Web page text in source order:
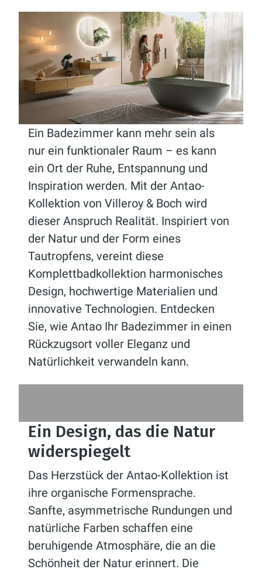
Ein Badezimmer kann mehr sein als
nur ein funktionaler Raum – es kann
ein Ort der Ruhe, Entspannung und
Inspiration werden. Mit der Antao-
Kollektion von Villeroy & Boch wird
dieser Anspruch Realität. Inspiriert von
der Natur und der Form eines
Tautropfens, vereint diese
Komplettbadkollektion harmonisches
Design, hochwertige Materialien und
innovative Technologien. Entdecken
Sie, wie Antao Ihr Badezimmer in einen
Rückzugsort voller Eleganz und
Natürlichkeit verwandeln kann.
Ein Design, das die Natur
widerspiegelt
Das Herzstück der Antao-Kollektion ist
ihre organische Formensprache.
Sanfte, asymmetrische Rundungen und
natürliche Farben schaffen eine
beruhigende Atmosphäre, die an die
Schönheit der Natur erinnert. Die